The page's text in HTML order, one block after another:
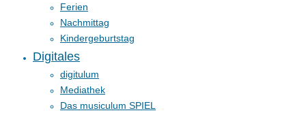
Ferien
Nachmittag
Kindergeburtstag
Digitales
digitulum
Mediathek
Das musiculum SPIEL